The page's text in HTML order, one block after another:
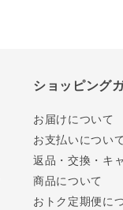
ショッピング
お届けについて
お支払いについて
返品・交換・キ
商品について
おトク定期便に